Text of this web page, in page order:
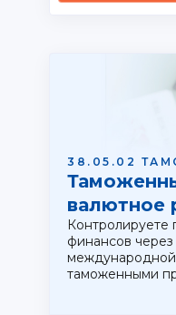
38.05.02
валютное
финансов через
международной
таможенными